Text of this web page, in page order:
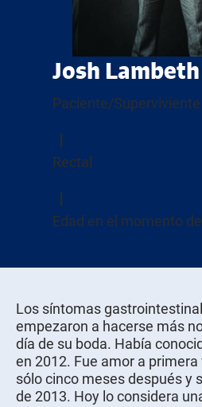
Josh Lambeth
Paciente/Superviviente
Rectal
Edad en el momento
Los síntomas
empezaron a hacerse más
día de su boda. Había
en 2012. Fue amor a
sólo cinco meses después y
de 2013. Hoy lo considera